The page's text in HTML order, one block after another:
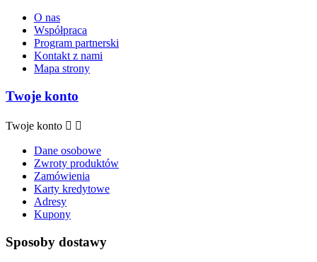
O nas
Współpraca
Program partnerski
Kontakt z nami
Mapa strony
Twoje konto
Twoje konto  
Dane osobowe
Zwroty produktów
Zamówienia
Karty kredytowe
Adresy
Kupony
Sposoby dostawy